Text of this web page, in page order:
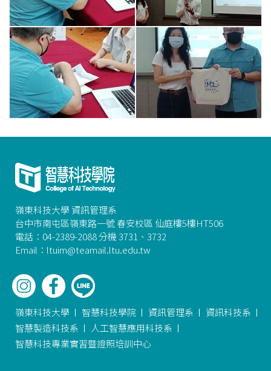
嶺東科技大學 資訊管理系
台中市南屯區嶺東路一號 春安校區 仙庭樓5樓HT506
電話：04-2389-2088 分機 3731、3732
Email：ltuim@teamail.ltu.edu.tw
嶺東科技大學 智慧科技學院 資訊管理系
資訊科技系
智慧製造科技系
人工智慧應用科技系
智慧科技專業實習暨證照培訓中心